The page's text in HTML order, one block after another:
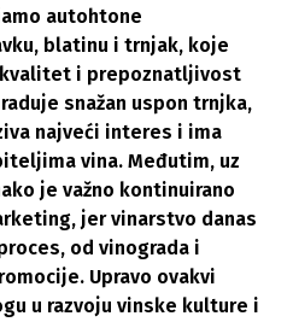
autohtone
blatinu i trnjak, koje
i prepoznatljivost
snažan uspon trnjka,
najveći interes i ima
vina. Međutim, uz
je važno kontinuirano
jer vinarstvo danas
od vinograda i
Upravo ovakvi
u razvoju vinske kulture i